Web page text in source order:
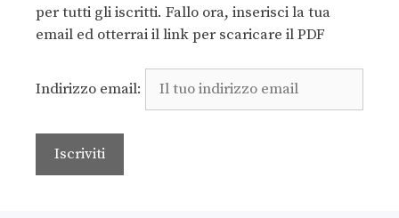
per tutti gli iscritti. Fallo ora, inserisci la tua
email ed otterrai il link per scaricare il PDF
Indirizzo email: